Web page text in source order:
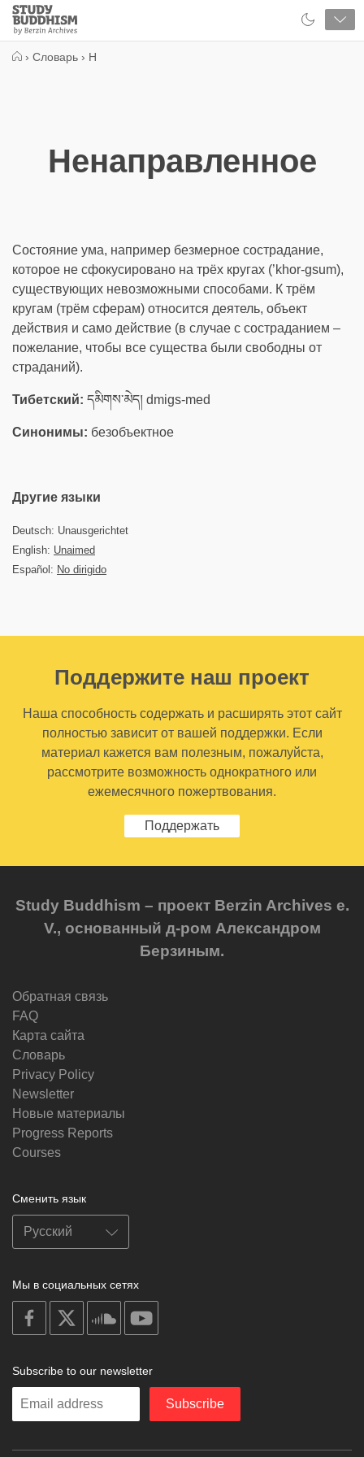
Close
Study
Buddhism
› Словарь › Н
Ненаправленное
Состояние ума, например безмерное сострадание,
которое не сфокусировано на трёх кругах (’khor-gsum),
существующих невозможными способами. К трём
кругам (трём сферам) относится деятель, объект
действия и само действие (в случае с состраданием –
пожелание, чтобы все существа были свободны от
страданий).
Тибетский: དམིགས་མེད། dmigs-med
Синонимы: безобъектное
Другие языки
Deutsch: Unausgerichtet
English: Unaimed
Español: No dirigido
Поддержите наш проект
Наша способность содержать и расширять этот сайт
полностью зависит от вашей поддержки. Если
материал кажется вам полезным, пожалуйста,
рассмотрите возможность однократного или
ежемесячного пожертвования.
Поддержать
Study Buddhism – проект Berzin Archives e.
V., основанный д-ром Александром
Берзиным.
Обратная связь
FAQ
Карта сайта
Словарь
Privacy Policy
Newsletter
Новые материалы
Progress Reports
Courses
Сменить язык
Мы в социальных сетях
on
facebook
soundcloud
Subscribe to our newsletter
Enter
Subscribe